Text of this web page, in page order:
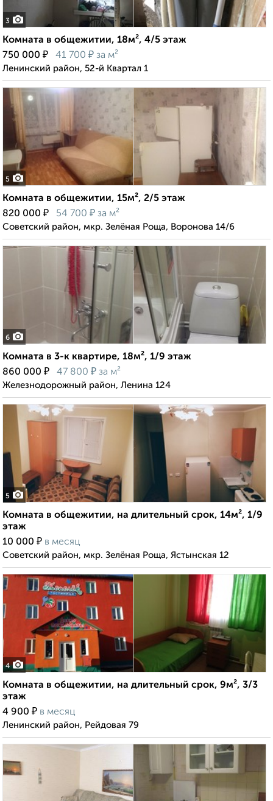
3
Комната в общежитии, 18м², 4/5 этаж
750 000 ₽ 41 700 ₽ за м²
Ленинский район, 52-й Квартал 1
5
Комната в общежитии, 15м², 2/5 этаж
820 000 ₽ 54 700 ₽ за м²
Советский район, мкр. Зелёная Роща, Воронова 14/6
6
Комната в 3-к квартире, 18м², 1/9 этаж
860 000 ₽ 47 800 ₽ за м²
Железнодорожный район, Ленина 124
5
Комната в общежитии, на длительный срок, 14м², 1/9
этаж
10 000 ₽ в месяц
Советский район, мкр. Зелёная Роща, Ястынская 12
4
Комната в общежитии, на длительный срок, 9м², 3/3
этаж
4 900 ₽ в месяц
Ленинский район, Рейдовая 79